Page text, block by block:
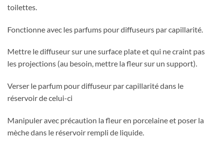
toilettes.
Fonctionne avec les parfums pour diffuseurs par capillarité.
Mettre le diffuseur sur une surface plate et qui ne craint pas
les projections (au besoin, mettre la fleur sur un support).
Verser le parfum pour diffuseur par capillarité dans le
réservoir de celui-ci
Manipuler avec précaution la fleur en porcelaine et poser la
mèche dans le réservoir rempli de liquide.